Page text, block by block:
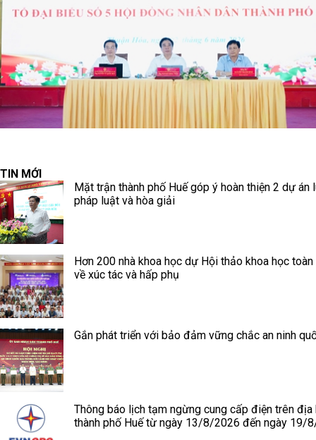
TIN MỚI
Mặt trận thành phố Huế góp ý hoàn thiện 2 dự án
pháp luật và hòa giải
Hơn 200 nhà khoa học dự Hội thảo khoa học
về xúc tác và hấp phụ
Gắn phát triển với bảo đảm vững chắc an ninh
Thông báo lịch tạm ngừng cung cấp điện trên địa
thành phố Huế từ ngày 13/8/2026 đến ngày 19/